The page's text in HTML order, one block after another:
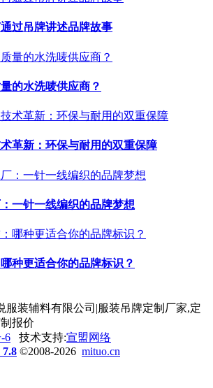
过吊牌讲述品牌故事
的水洗唛供应商？
革新：环保与耐用的双重保障
一针一线编织的品牌梦想
种更适合你的品牌标识？
服装辅料有限公司|服装吊牌定制厂家,定
报价
6 技术支持:宣盟网络
©2008-2026 mituo.cn